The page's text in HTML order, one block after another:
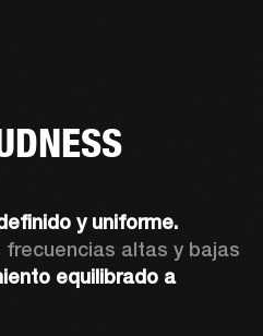
y uniforme.
frecuencias altas y bajas
equilibrado a